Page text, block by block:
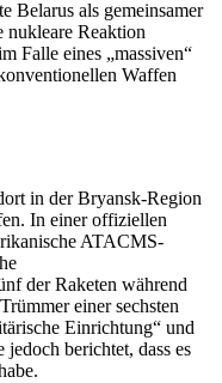
Belarus als gemeinsamer
Reaktion
Falle eines „massiven“
Waffen
in der Bryansk-Region
In einer offiziellen
ATACMS-
der Raketen während
einer sechsten
Einrichtung“ und
berichtet, dass es